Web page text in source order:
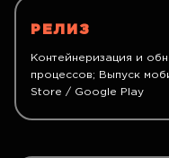
РЕЛИЗ
Контейнеризация и
процессов; Выпуск
Store / Google Play